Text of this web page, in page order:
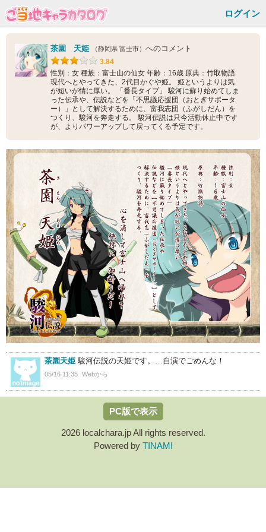
ログイン
茶園 天姫 （静岡県 富士市） へのコメント
3.84
性別：女 種族：富士山の仙女 年齢：16歳 原典：竹取物語
現代へとやってきた、2代目かぐや姫。 姫というよりは気
が短いが情に厚い。 「番長タイプ」 駿河に蘇り始めてしま
った伝承や、伝説などを「不思議応援団（おとぎサポータ
ー）」として解決するために、富我志団（ふがしだん）を
つくり、駿河を奔走する。 駿河伝説は只今活動休止中です
が、よりパワーアップして戻ってくる予定です。
茶園天姫 駿河伝説の天姫です。…自演でごめんな！
05/16 11:35 Webから
PC版で表示
2026 localchara.jp All rights reserved.
Powered by TINAMI